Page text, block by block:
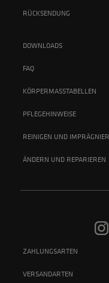
RÜCKSENDUNG
DOWNLOADS
FAQ
KÖRPERMASSTABELLEN
PFLEGEHINWEISE
REINIGEN UND
ÄNDERN UND REPARIEREN
ZAHLUNGSARTEN
VERSANDARTEN